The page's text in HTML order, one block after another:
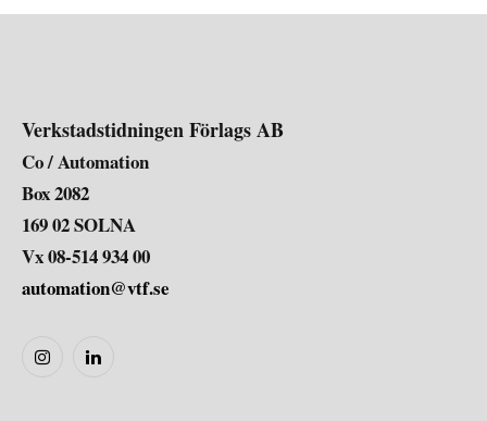
Verkstadstidningen Förlags AB
Co / Automation
Box 2082
169 02 SOLNA
Vx 08-514 934 00
automation@vtf.se
InstagramLinkedIn